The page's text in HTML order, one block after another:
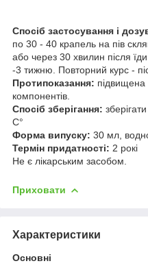
Спосіб застосування і
по 30 - 40 крапель на пів
або через 30 хвилин після
-3 тижню. Повторний курс -
Протипоказання: підвищена
компонентів.
Спосіб зберігання:
C°
Форма випуску: 30 мл,
Термін придатності: 2 рокі
Не є лікарським засобом.
Приховати
Характеристики
Основні